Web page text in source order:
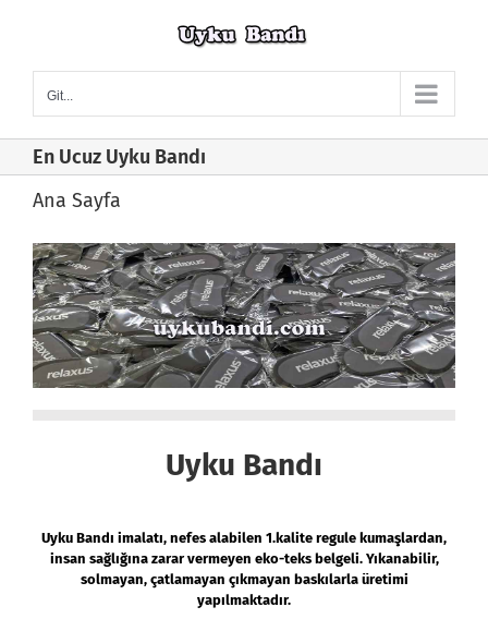
Git...
En Ucuz Uyku Bandı
Ana Sayfa
Uyku Bandı
Uyku Bandı imalatı, nefes alabilen 1.kalite regule kumaşlardan,
insan sağlığına zarar vermeyen eko-teks belgeli. Yıkanabilir,
solmayan, çatlamayan çıkmayan baskılarla üretimi
yapılmaktadır.